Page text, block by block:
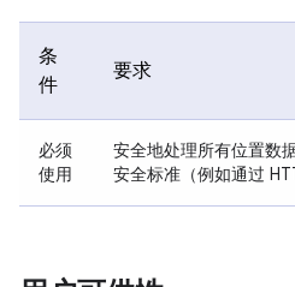
条
件
要求
必须
使用
安全地处理所有位置数
安全标准（例如通过